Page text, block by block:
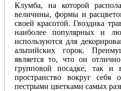
Клумба, на которой
величины, формы и
своей красотой. Гвоздика
наиболее популярных и
используются для
альпийских горок.
является то, что он
групповой посадке, так и
пространство вокруг себя
пестрыми цветками самых